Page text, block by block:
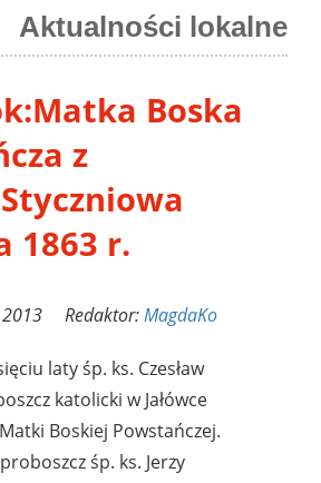
Aktualności lokalne
Boska
z
1863 r.
2013 Redaktor:MagdaKo
laty śp. ks. Czesław
katolicki w Jałówce
Boskiej Powstańczej.
śp. ks. Jerzy